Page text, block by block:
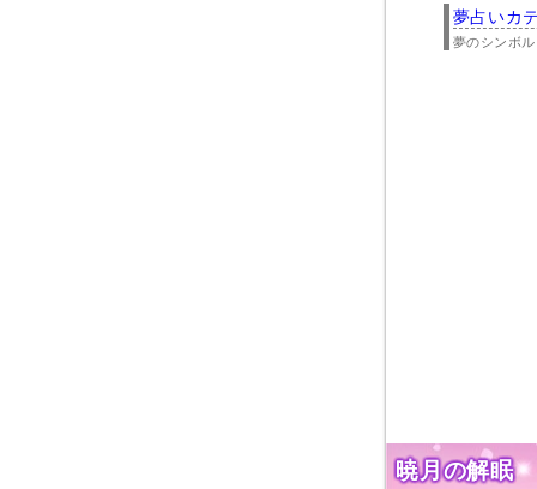
夢占いカ
夢のシンボ
暁月の解眠